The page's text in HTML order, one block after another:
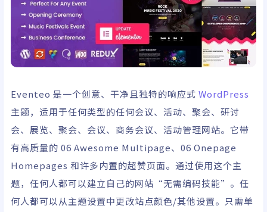
Eventeo 是一个创意、干净且独特的响应式 WordPress
主题，适用于任何类型的任何会议、活动、聚会、研讨
会、展览、聚会、会议、商务会议、活动管理网站。它带
有高质量的 06 Awesome Multipage、06 Onepage
Homepages 和许多内置的超赞页面。通过使用这个主
题，任何人都可以建立自己的网站“无需编码技能”。任
何人都可以从主题设置中更改站点颜色/其他设置。只需单